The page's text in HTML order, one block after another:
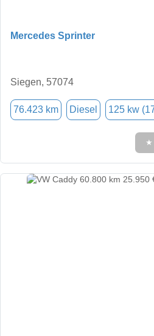
Mercedes Sprinter
Siegen, 57074
76.423 km Diesel 125 kw
★